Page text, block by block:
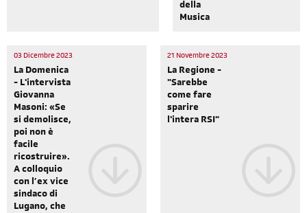
della
Musica
03 Dicembre 2023
La Domenica
- L'intervista
Giovanna
Masoni: «Se
si demolisce,
poi non è
facile
ricostruire».
A colloquio
con l’ex vice
sindaco di
Lugano, che
21 Novembre 2023
La Regione -
"Sarebbe
come fare
sparire
l'intera RSI"